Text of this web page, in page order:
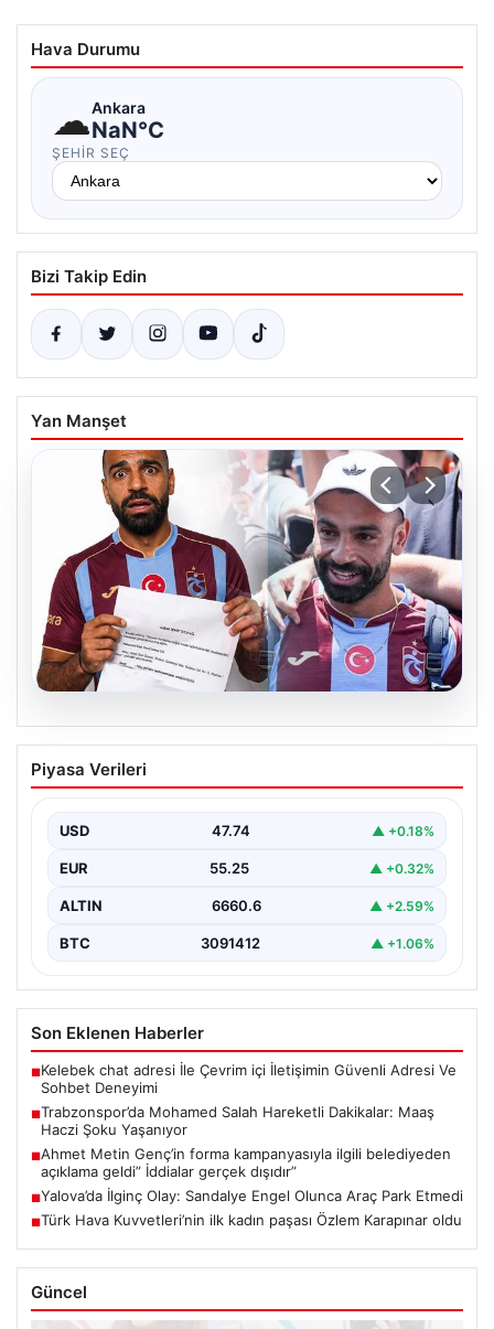
Hava Durumu
☁Ankara
NaN°C
ŞEHIR SEÇ
Bizi Takip Edin
Yan Manşet
07.08.2026
Trabzonspor’da Mohamed Salah
Hareketli Dakikalar: Maaş Haczi Şoku
Geçtiğimiz günlerde Trabzonspor'un kadrosuna kattığı
transferin hemen ardından…
Piyasa Verileri
USD 47.74 ▲ +0.18%
EUR 55.25 ▲ +0.32%
ALTIN 6660.6 ▲ +2.59%
BTC 3091412 ▲ +1.06%
Son Eklenen Haberler
■Kelebek chat adresi İle Çevrim içi İletişimin Güvenli Adresi Ve
Sohbet Deneyimi
■Trabzonspor’da Mohamed Salah Hareketli Dakikalar: Maaş
Haczi Şoku Yaşanıyor
■Ahmet Metin Genç’in forma kampanyasıyla ilgili belediyeden
açıklama geldi” İddialar gerçek dışıdır”
■Yalova’da İlginç Olay: Sandalye Engel Olunca Araç Park Etmedi
■Türk Hava Kuvvetleri’nin ilk kadın paşası Özlem Karapınar oldu
Güncel